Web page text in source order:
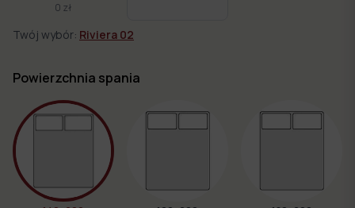
0 zł
Twój wybór: Riviera 02
Powierzchnia spania